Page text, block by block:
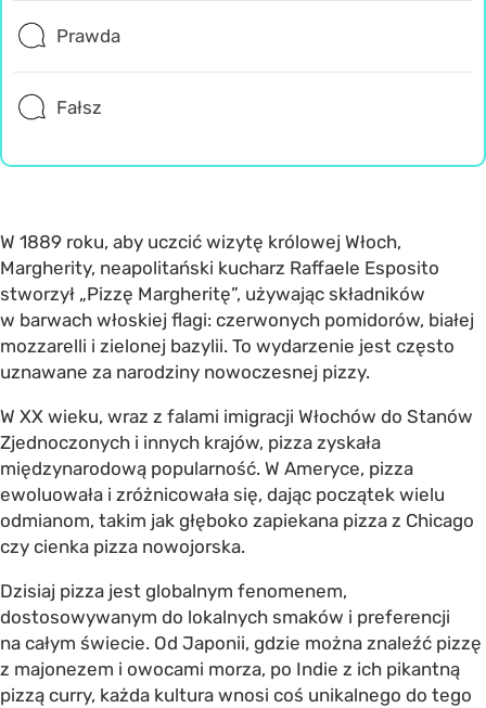
Prawda
Fałsz
W 1889 roku, aby uczcić wizytę królowej Włoch,
Margherity, neapolitański kucharz Raffaele Esposito
stworzył „Pizzę Margheritę”, używając składników
w barwach włoskiej flagi: czerwonych pomidorów, białej
mozzarelli i zielonej bazylii. To wydarzenie jest często
uznawane za narodziny nowoczesnej pizzy.
W XX wieku, wraz z falami imigracji Włochów do Stanów
Zjednoczonych i innych krajów, pizza zyskała
międzynarodową popularność. W Ameryce, pizza
ewoluowała i zróżnicowała się, dając początek wielu
odmianom, takim jak głęboko zapiekana pizza z Chicago
czy cienka pizza nowojorska.
Dzisiaj pizza jest globalnym fenomenem,
dostosowywanym do lokalnych smaków i preferencji
na całym świecie. Od Japonii, gdzie można znaleźć pizzę
z majonezem i owocami morza, po Indie z ich pikantną
pizzą curry, każda kultura wnosi coś unikalnego do tego